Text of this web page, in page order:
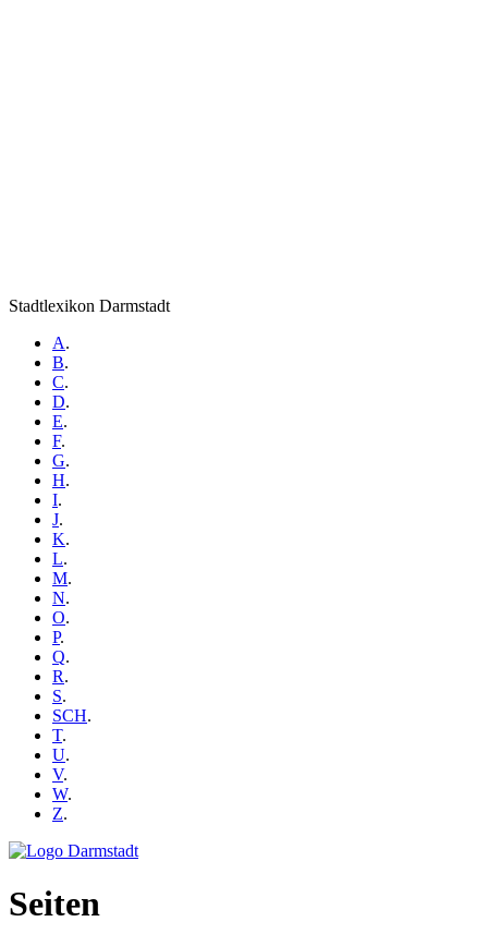
Stadtlexikon Darmstadt
A.
B.
C.
D.
E.
F.
G.
H.
I.
J.
K.
L.
M.
N.
O.
P.
Q.
R.
S.
SCH.
T.
U.
V.
W.
Z.
Seiten